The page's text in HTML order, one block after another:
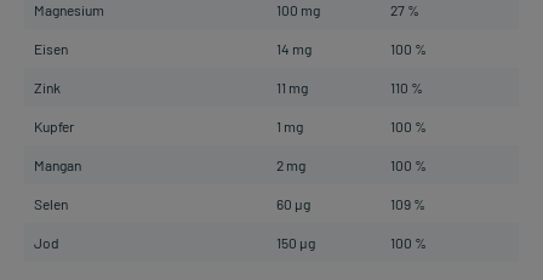
Magnesium 100 mg 27 %
Eisen 14 mg 100 %
Zink 11 mg 110 %
Kupfer 1 mg 100 %
Mangan 2 mg 100 %
Selen 60 µg 109 %
Jod 150 µg 100 %